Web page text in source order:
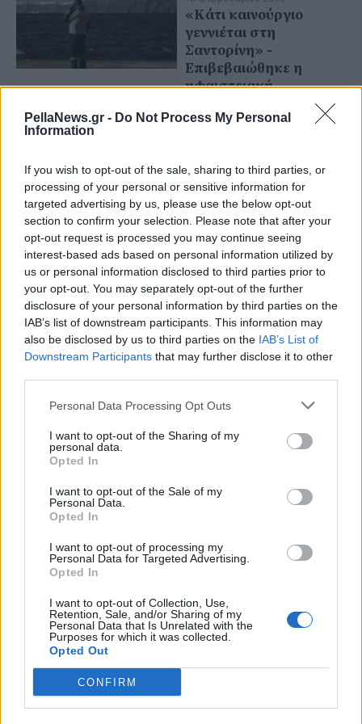
PellaNews.gr - Do Not Process My Personal
Information
If you wish to opt-out of the sale, sharing to third parties, or
processing of your personal or sensitive information for
targeted advertising by us, please use the below opt-out
section to confirm your selection. Please note that after your
opt-out request is processed you may continue seeing
interest-based ads based on personal information utilized by
us or personal information disclosed to third parties prior to
your opt-out. You may separately opt-out of the further
disclosure of your personal information by third parties on the
IAB’s list of downstream participants. This information may
also be disclosed by us to third parties on the IAB’s List of
Downstream Participants that may further disclose it to other
Personal Data Processing Opt Outs
I want to opt-out of the Sharing of my
personal data.
Opted In
I want to opt-out of the Sale of my
Personal Data.
Opted In
I want to opt-out of processing my
Personal Data for Targeted Advertising.
Opted In
I want to opt-out of Collection, Use,
Retention, Sale, and/or Sharing of my
Personal Data that Is Unrelated with the
Purposes for which it was collected.
Opted Out
CONFIRM
«Κάτι καινούργιο
γεννιέται στη
Σαντορίνη» -
Επιβεβαιώθηκε η
ηφαιστειακή
χαμηλό επίπεδο η
δραστηριότητα στην
διέγερση
13 Φεβρουαρίου 2025
Σεισμός τώρα: Δύο
ανάμεσα σε Σαντορίνη
και Αμοργό μέσα σε
δύο λεπτά
αισιόδοξο σενάριο είναι